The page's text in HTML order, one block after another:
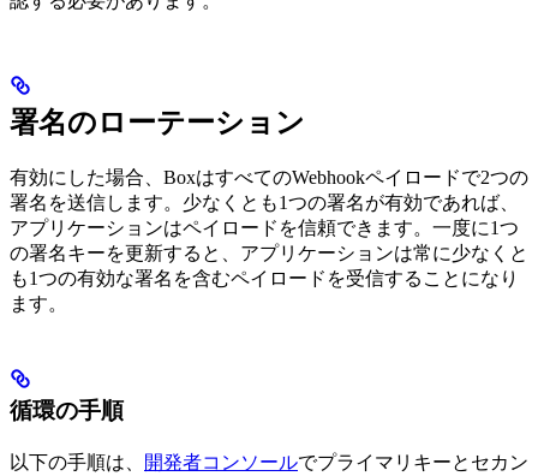
署名のローテーション
有効にした場合、BoxはすべてのWebhookペイロードで2つの
署名を送信します。少なくとも1つの署名が有効であれば、
アプリケーションはペイロードを信頼できます。一度に1つ
の署名キーを更新すると、アプリケーションは常に少なくと
も1つの有効な署名を含むペイロードを受信することになり
ます。
循環の手順
以下の手順は、 開発者コンソールでプライマリキーとセカン